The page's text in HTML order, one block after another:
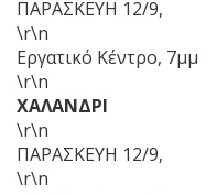
ΠΑΡΑΣΚΕΥΗ 12/9,
\r\n
Εργατικό Κέντρο, 7μμ
\r\n
ΧΑΛΑΝΔΡΙ
\r\n
ΠΑΡΑΣΚΕΥΗ 12/9,
\r\n